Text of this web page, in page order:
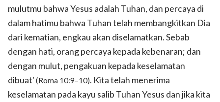
mulutmu bahwa Yesus adalah Tuhan, dan percaya di
dalam hatimu bahwa Tuhan telah membangkitkan Dia
dari kematian, engkau akan diselamatkan. Sebab
dengan hati, orang percaya kepada kebenaran; dan
dengan mulut, pengakuan kepada keselamatan
dibuat' (Roma 10:9–10). Kita telah menerima
keselamatan pada kayu salib Tuhan Yesus dan jika kita